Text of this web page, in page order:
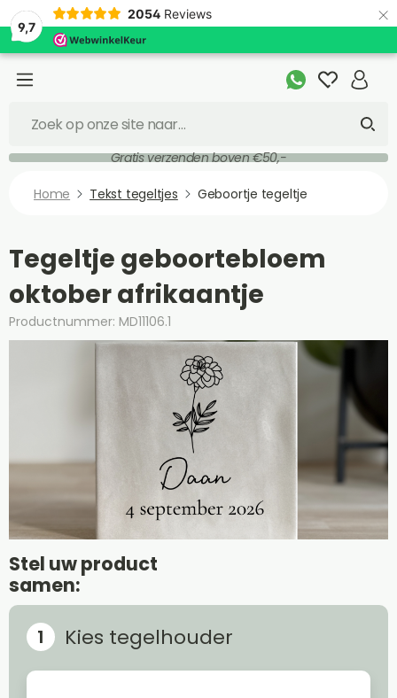
9,7
2054 Reviews ×
Gratis verzenden boven €50,-
Home Tekst tegeltjes Geboortje tegeltje
Tegeltje geboortebloem
oktober afrikaantje
Productnummer: MD11106.1
Stel uw product
samen:
Kies tegelhouder